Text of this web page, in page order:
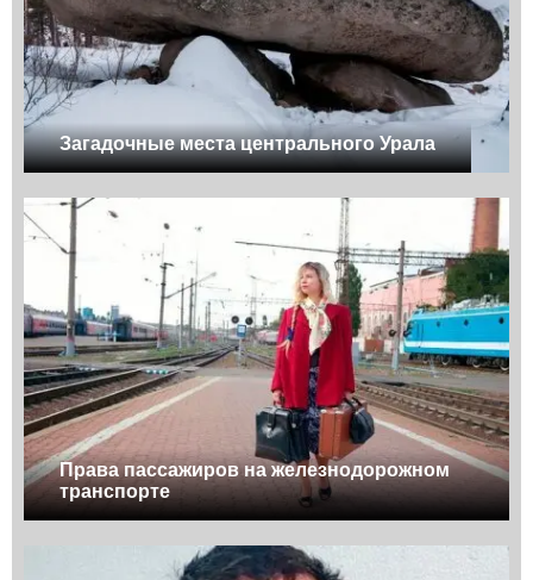
Загадочные места центрального Урала
Права пассажиров на железнодорожном
транспорте